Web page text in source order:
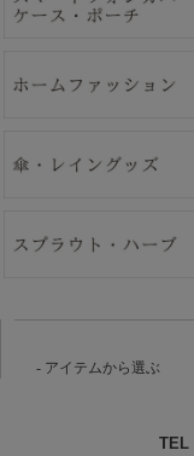
アイテムから選ぶ
TEL